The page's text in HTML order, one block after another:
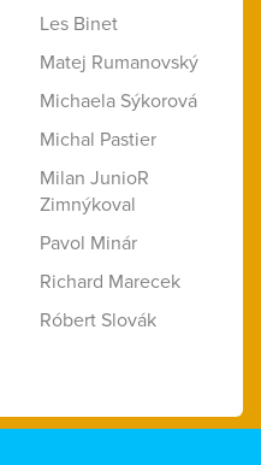
Les Binet
Matej Rumanovský
Michaela Sýkorová
Michal Pastier
Milan JunioR
Zimnýkoval
Pavol Minár
Richard Marecek
Róbert Slovák